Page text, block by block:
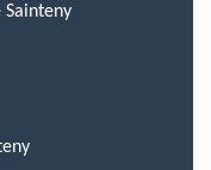
Sainteny